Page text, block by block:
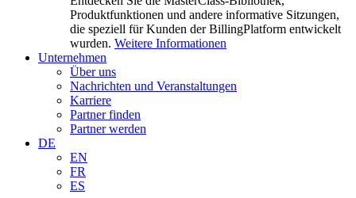
Produktfunktionen und andere informative Sitzungen,
die speziell für Kunden der BillingPlatform entwickelt
wurden. Weitere Informationen
Unternehmen
Über uns
Nachrichten und Veranstaltungen
Karriere
Partner finden
Partner werden
DE
EN
FR
ES